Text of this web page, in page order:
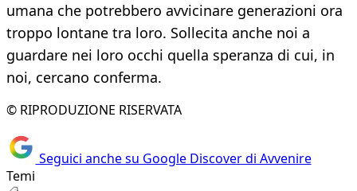
umana che potrebbero avvicinare generazioni ora
troppo lontane tra loro. Sollecita anche noi a
guardare nei loro occhi quella speranza di cui, in
noi, cercano conferma.
© RIPRODUZIONE RISERVATA
Seguici anche su Google Discover di Avvenire
Temi